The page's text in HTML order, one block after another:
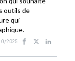
outils de
qui
2025